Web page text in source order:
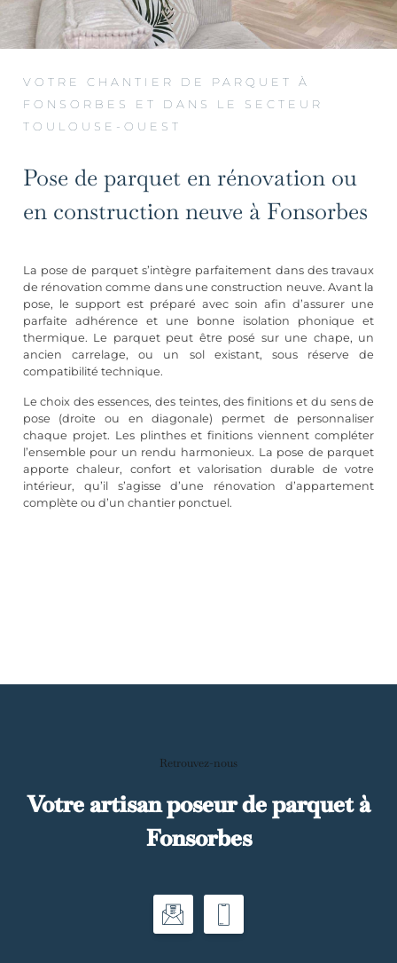
VOTRE CHANTIER DE PARQUET À
FONSORBES ET DANS LE SECTEUR
TOULOUSE-OUEST
Pose de parquet en rénovation ou
en construction neuve à Fonsorbes
La pose de parquet s’intègre parfaitement dans des travaux
de rénovation comme dans une construction neuve. Avant la
pose, le support est préparé avec soin afin d’assurer une
parfaite adhérence et une bonne isolation phonique et
thermique. Le parquet peut être posé sur une chape, un
ancien carrelage, ou un sol existant, sous réserve de
compatibilité technique.
Le choix des essences, des teintes, des finitions et du sens de
pose (droite ou en diagonale) permet de personnaliser
chaque projet. Les plinthes et finitions viennent compléter
l’ensemble pour un rendu harmonieux. La pose de parquet
apporte chaleur, confort et valorisation durable de votre
intérieur, qu’il s’agisse d’une rénovation d’appartement
complète ou d’un chantier ponctuel.
Retrouvez-nous
Votre artisan poseur de parquet à
Fonsorbes